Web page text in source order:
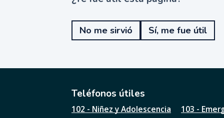
e
u
t
l
s
No me sirvió Sí, me fue útil
Teléfonos útiles
102 - Niñez y Adolescencia 103 -